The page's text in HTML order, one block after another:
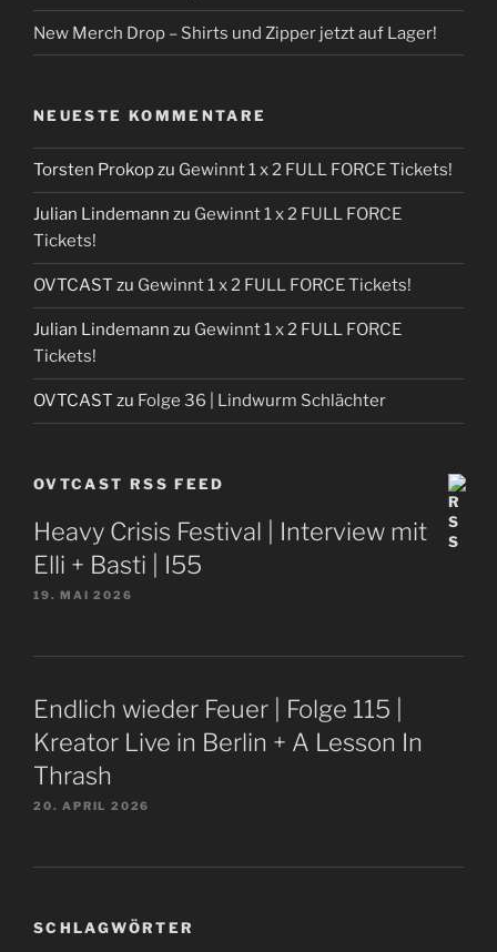
New Merch Drop – Shirts und Zipper jetzt auf Lager!
NEUESTE KOMMENTARE
Torsten Prokopzu Gewinnt 1 x 2 FULL FORCE Tickets!
Julian Lindemann zu Gewinnt 1 x 2 FULL FORCE
Tickets!
OVTCAST zu Gewinnt 1 x 2 FULL FORCE Tickets!
Julian Lindemann zu Gewinnt 1 x 2 FULL FORCE
Tickets!
OVTCAST zu Folge 36 | Lindwurm Schlächter
OVTCAST RSS FEED
Heavy Crisis Festival | Interview mit
Elli + Basti | I55
19. MAI 2026
Endlich wieder Feuer | Folge 115 |
Kreator Live in Berlin + A Lesson In
Thrash
20. APRIL 2026
SCHLAGWÖRTER